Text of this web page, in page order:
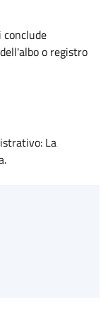
o registro
La